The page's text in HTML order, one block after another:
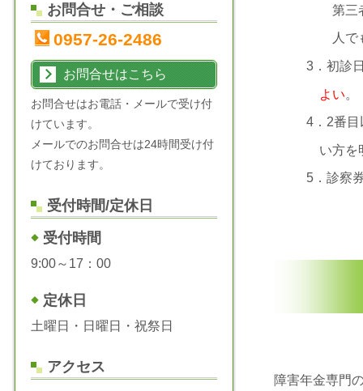
第三者
人で
3．初診
よい。
4．2番目
い方を
5．診察
障害年金専門
お問合せ・ご相談
0957-26-2486
お問合せはこちら
お問合せはお電話・メールで受け付
けています。
メールでのお問合せは24時間受け付
けております。
受付時間/定休日
受付時間
9:00～17：00
定休日
土曜日・日曜日・祝祭日
アクセス